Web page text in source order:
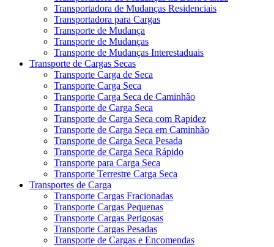
Transportadora de Mudanças Residenciais
Transportadora para Cargas
Transporte de Mudança
Transporte de Mudanças
Transporte de Mudanças Interestaduais
Transporte de Cargas Secas
Transporte Carga de Seca
Transporte Carga Seca
Transporte Carga Seca de Caminhão
Transporte de Carga Seca
Transporte de Carga Seca com Rapidez
Transporte de Carga Seca em Caminhão
Transporte de Carga Seca Pesada
Transporte de Carga Seca Rápido
Transporte para Carga Seca
Transporte Terrestre Carga Seca
Transportes de Carga
Transporte Cargas Fracionadas
Transporte Cargas Pequenas
Transporte Cargas Perigosas
Transporte Cargas Pesadas
Transporte de Cargas e Encomendas